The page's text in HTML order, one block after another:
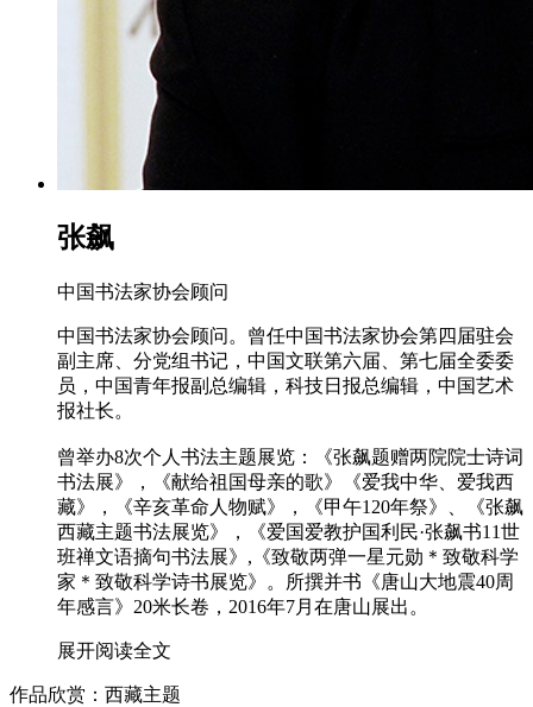
张飙
中国书法家协会顾问
中国书法家协会顾问。曾任中国书法家协会第四届驻会
副主席、分党组书记，中国文联第六届、第七届全委委
员，中国青年报副总编辑，科技日报总编辑，中国艺术
报社长。
曾举办8次个人书法主题展览：《张飙题赠两院院士诗词
书法展》，《献给祖国母亲的歌》《爱我中华、爱我西
藏》，《辛亥革命人物赋》，《甲午120年祭》、《张飙
西藏主题书法展览》，《爱国爱教护国利民·张飙书11世
班禅文语摘句书法展》,《致敬两弹一星元勋＊致敬科学
家＊致敬科学诗书展览》。所撰并书《唐山大地震40周
年感言》20米长卷，2016年7月在唐山展出。
展开阅读全文
作品欣赏：西藏主题